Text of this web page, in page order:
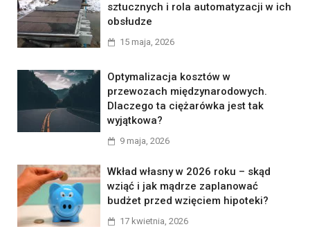
sztucznych i rola automatyzacji w ich
obsłudze
15 maja, 2026
Optymalizacja kosztów w
przewozach międzynarodowych.
Dlaczego ta ciężarówka jest tak
wyjątkowa?
9 maja, 2026
Wkład własny w 2026 roku – skąd
wziąć i jak mądrze zaplanować
budżet przed wzięciem hipoteki?
17 kwietnia, 2026